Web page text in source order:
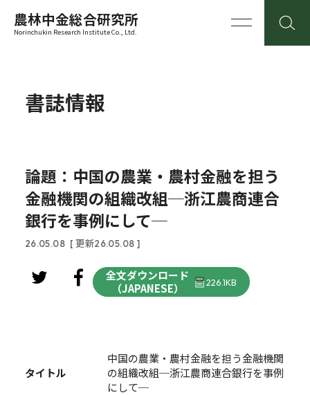
農林中金総合研究所
Norinchukin Research Institute Co., Ltd.
書誌情報
論題：中国の農業・農村金融を担う
金融機関の組織改組─浙江農商連合
銀行を事例にして─
26.05.08 [ 更新26.05.08 ]
全文ダウンロード
（JAPANESE）
226.1KB
タイトル
中国の農業・農村金融を担う金融機関
の組織改組─浙江農商連合銀行を事例
にして─